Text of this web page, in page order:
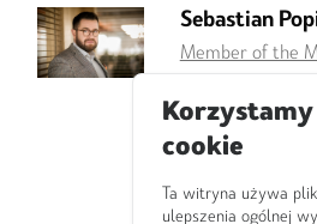
Sebastian
Member of the
Absolwent
Uniwersytecie
pracuje w
W tym czasie
cookie
Ta witryna używa
ulepszenia ogólnej